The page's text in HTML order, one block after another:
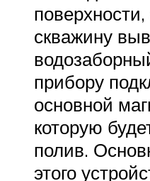
скважину
прибору
основной
которую
полив.
этого